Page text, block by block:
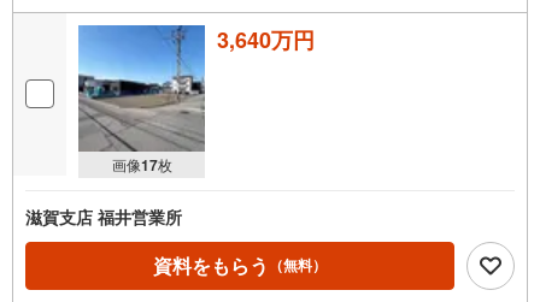
画像17枚
3,640万円
滋賀支店 福井営業所
資料をもらう （無料）